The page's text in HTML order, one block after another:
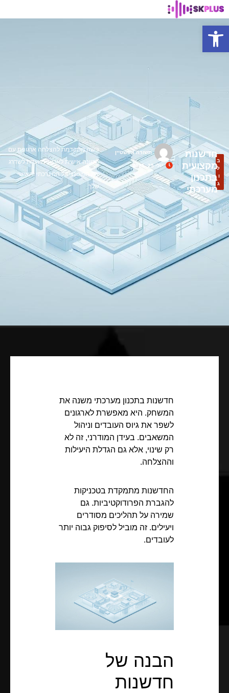
ב
ל
ו
ג
חדשנות
מקצועית
בתכנון
מערכתי
תשורה אפשטיין
יולי 25, 2025
גישה מתקדמת להצלחה ארגונית עם
הכוונה אישית לארגון, מיועדת לשדרג
את הפוטנציאל המערכתי והאישי
שלך.
חדשנות בתכנון מערכתי משנה את
המשחק. היא מאפשרת לארגונים
לשפר את גיוס העובדים וניהול
המשאבים. בעידן המודרני, זה לא
רק שינוי, אלא גם הגדלת היעילות
וההצלחה.
החדשנות מתמקדת בטכניקות
להגברת הפרודוקטיביות. גם
שמירה על תהליכים מסודרים
ויעילים. זה מוביל לסיפוק גבוה יותר
לעובדים.
הבנה של
חדשנות
פתח סרגל נגישות